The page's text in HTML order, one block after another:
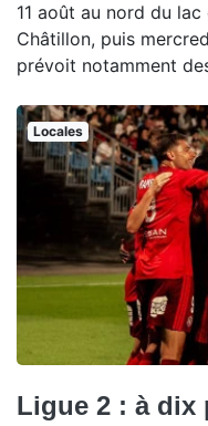
11 août au nord du
Châtillon, puis
prévoit notamment
Locales
Ligue 2 : à dix